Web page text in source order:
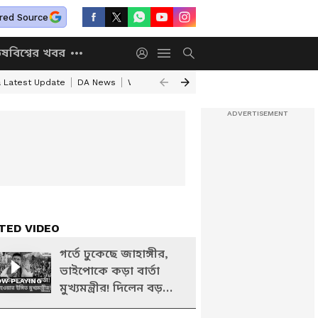
Source
বিশ্বের খবর
Latest Update DA News WB Annapurna Yojana New Portal
VIDEO
PLAYING
গর্তে ঢুকেছে জাহাঙ্গীর,
ভাইপোকে কড়া বার্তা
মুখ্যমন্ত্রীর! দিলেন বড়
ইঙ্গিত | Suvendu